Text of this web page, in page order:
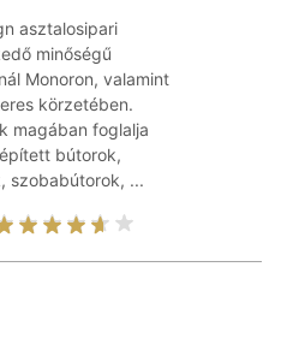
asztalosipari
minőségű
Monoron, valamint
körzetében.
magában foglalja
bútorok,
szobabútorok, ...